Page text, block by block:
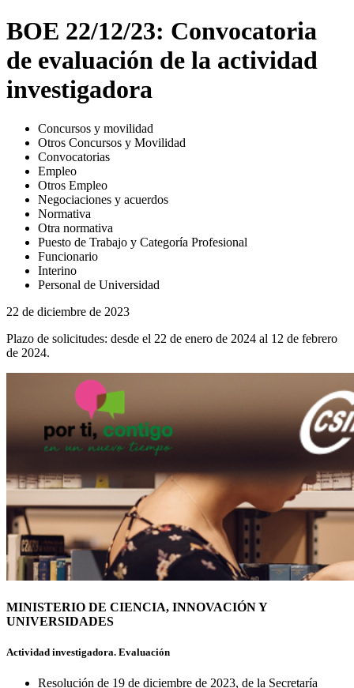
BOE 22/12/23: Convocatoria
de evaluación de la actividad
investigadora
Concursos y movilidad
Otros Concursos y Movilidad
Convocatorias
Empleo
Otros Empleo
Negociaciones y acuerdos
Normativa
Otra normativa
Puesto de Trabajo y Categoría Profesional
Funcionario
Interino
Personal de Universidad
22 de diciembre de 2023
Plazo de solicitudes: desde el 22 de enero de 2024 al 12 de febrero
de 2024.
MINISTERIO DE CIENCIA, INNOVACIÓN Y
UNIVERSIDADES
Actividad investigadora. Evaluación
Resolución de 19 de diciembre de 2023, de la Secretaría